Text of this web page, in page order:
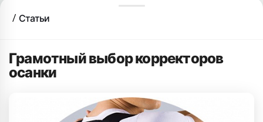
Статьи
Грамотный выбор корректоров
осанки